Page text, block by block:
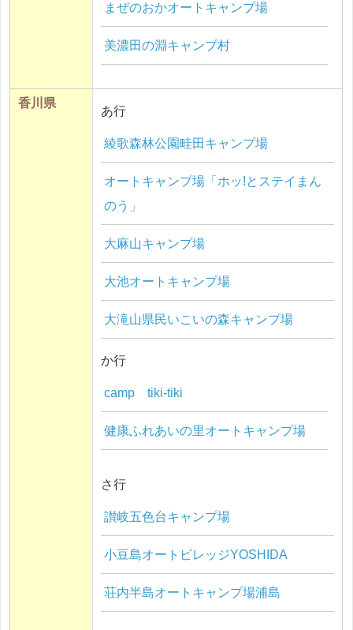
まぜのおかオートキャンプ場
美濃田の淵キャンプ村
香川県
あ行
綾歌森林公園畦田キャンプ場
オートキャンプ場「ホッ!とステイまん
のう」
大麻山キャンプ場
大池オートキャンプ場
大滝山県民いこいの森キャンプ場
か行
camp tiki-tiki
健康ふれあいの里オートキャンプ場
さ行
讃岐五色台キャンプ場
小豆島オートビレッジYOSHIDA
荘内半島オートキャンプ場浦島